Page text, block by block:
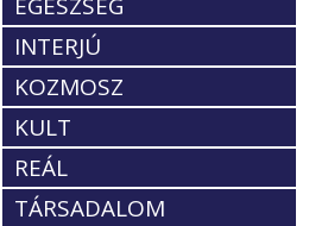
INTERJÚ
KOZMOSZ
KULT
REÁL
TÁRSADALOM